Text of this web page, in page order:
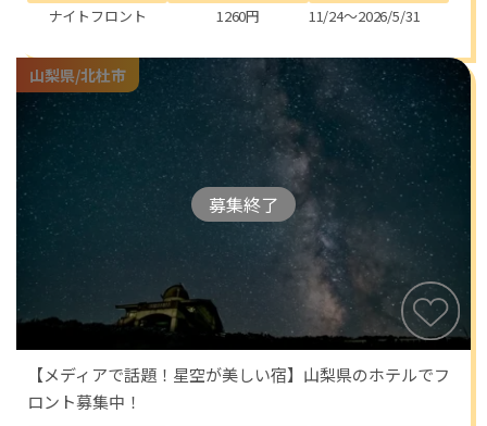
ナイトフロント
1260円
11/24～2026/5/31
募集終了
山梨県/北杜市
【メディアで話題！星空が美しい宿】山梨県のホテルでフ
ロント募集中！